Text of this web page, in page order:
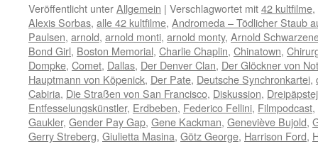
Veröffentlicht unterAllgemein | Verschlagwortet mit42 kultfilme,
Alexis Sorbas, alle 42 kultfilme, Andromeda – Tödlicher Staub
Paulsen, arnold, arnold monti, arnold monty, Arnold
Bond Girl, Boston Memorial, Charlie Chaplin, Chinatown,
Dompke, Comet, Dallas, Der Denver Clan, Der Glöckner von
Hauptmann von Köpenick, Der Pate, Deutsche Synchronkartei,
Cabiria, Die Straßen von San Francisco, Diskussion,
Entfesselungskünstler, Erdbeben, Federico Fellini, Filmpodcast,
Gaukler, Gender Pay Gap, Gene Kackman, Geneviève Bujold,
Gerry Streberg, Giulietta Masina, Götz George, Harrison Ford,